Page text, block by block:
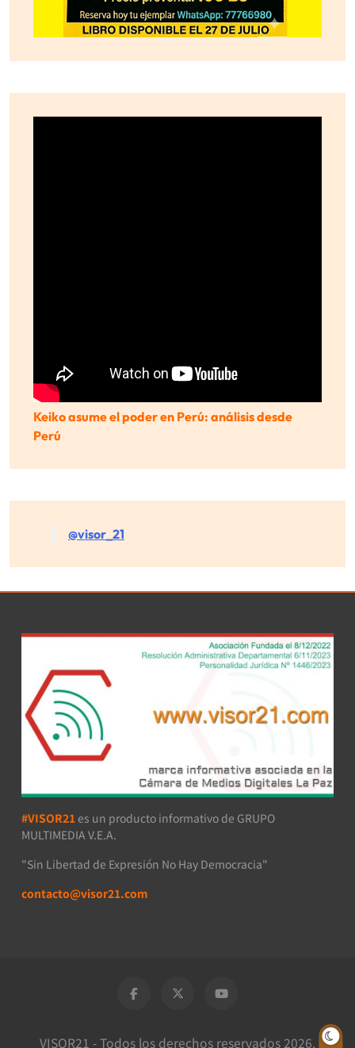
Keiko asume el poder en Perú: análisis desde
Perú
@visor_21
#VISOR21 es un producto informativo de GRUPO
MULTIMEDIA V.E.A.
"Sin Libertad de Expresión No Hay Democracia"
contacto@visor21.com
VISOR21 - Todos los derechos reservados 2026.